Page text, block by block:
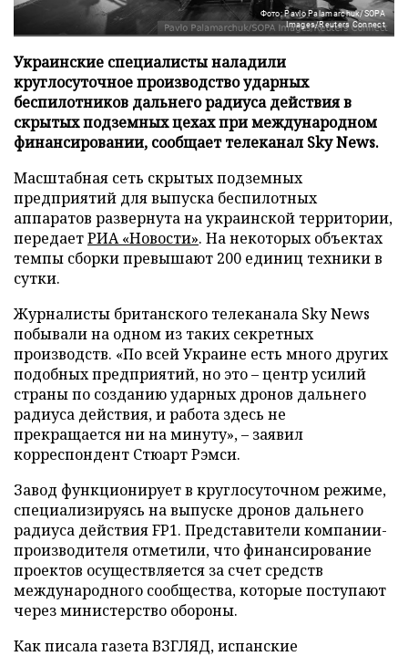
Фото: Pavlo Palamarchuk/SOPA
Images/Reuters Connect
Украинские специалисты наладили
круглосуточное производство ударных
беспилотников дальнего радиуса действия в
скрытых подземных цехах при международном
финансировании, сообщает телеканал Sky News.
Масштабная сеть скрытых подземных
предприятий для выпуска беспилотных
аппаратов развернута на украинской территории,
передаетРИА «Новости». На некоторых объектах
темпы сборки превышают 200 единиц техники в
сутки.
Журналисты британского телеканала Sky News
побывали на одном из таких секретных
производств. «По всей Украине есть много других
подобных предприятий, но это – центр усилий
страны по созданию ударных дронов дальнего
радиуса действия, и работа здесь не
прекращается ни на минуту», – заявил
корреспондент Стюарт Рэмси.
Завод функционирует в круглосуточном режиме,
специализируясь на выпуске дронов дальнего
радиуса действия FP1. Представители компании-
производителя отметили, что финансирование
проектов осуществляется за счет средств
международного сообщества, которые поступают
через министерство обороны.
Как писала газета ВЗГЛЯД, испанские